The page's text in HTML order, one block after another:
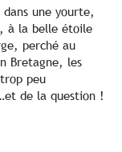
une yourte,
à la belle étoile
perché au
Bretagne, les
peu
de la question !